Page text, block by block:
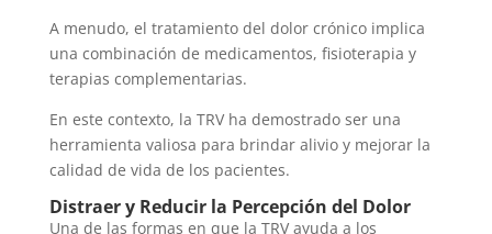
A menudo, el tratamiento del dolor crónico implica
una combinación de medicamentos, fisioterapia y
terapias complementarias.
En este contexto, la TRV ha demostrado ser una
herramienta valiosa para brindar alivio y mejorar la
calidad de vida de los pacientes.
Distraer y Reducir la Percepción del Dolor
Una de las formas en que la TRV ayuda a los